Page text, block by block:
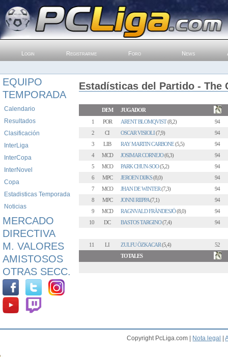
Login Registrarme Foro News
EQUIPO
TEMPORADA
Calendario
Resultados
Clasificación
InterLiga
InterCopa
InterNovel
Copa
Estadisticas Temporada
Noticias
MERCADO
DIRECTIVA
M. VALORES
AMISTOSOS
OTRAS SECC.
Estadísticas del Partido - The
DEM
JUGADOR
1
POR ARENT BLOMQVIST(8,2)
94
2
CI OSCAR VISIOLI(7,9)
94
3
LIB RAY MARTIN CARBONE(5,5)
94
4
MCD JOSIMAR CORNEJO(6,3)
94
5
MCO PARK CHUN-SOO(5,2)
94
6
MPC JEROEN DIJKS(8,0)
94
7
MCO JHAN DE WINTER(7,3)
94
8
MPC JONNI RIIPPA(7,1)
94
9
MCD RAGNVALD FRÄNDESJÖ(8,0)
94
10
DC BASTOS TARGINO(7,4) 94
11 LI ZULFU ÖZKACAR(5,4)
52
TOTALES
Copyright PcLiga.com | Nota legal |